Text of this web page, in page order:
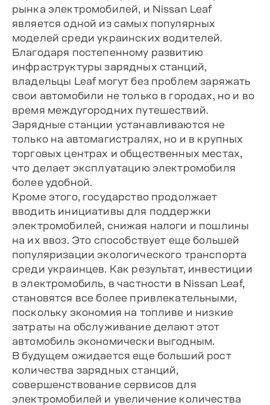
рынка электромобилей, и Nissan Leaf
является одной из самых популярных
моделей среди украинских водителей.
Благодаря постепенному развитию
инфраструктуры зарядных станций,
владельцы Leaf могут без проблем заряжать
свои автомобили не только в городах, но и во
время междугородних путешествий.
Зарядные станции устанавливаются не
только на автомагистралях, но и в крупных
торговых центрах и общественных местах,
что делает эксплуатацию электромобиля
более удобной.
Кроме этого, государство продолжает
вводить инициативы для поддержки
электромобилей, снижая налоги и пошлины
на их ввоз. Это способствует еще большей
популяризации экологического транспорта
среди украинцев. Как результат, инвестиции
в электромобиль, в частности в Nissan Leaf,
становятся все более привлекательными,
поскольку экономия на топливе и низкие
затраты на обслуживание делают этот
автомобиль экономически выгодным.
В будущем ожидается еще больший рост
количества зарядных станций,
совершенствование сервисов для
электромобилей и увеличение количества